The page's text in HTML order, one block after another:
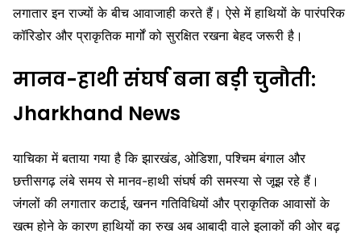
लगातार इन राज्यों के बीच आवाजाही करते हैं। ऐसे में हाथियों के पारंपरिक
कॉरिडोर और प्राकृतिक मार्गों को सुरक्षित रखना बेहद जरूरी है।
मानव-हाथी संघर्ष बना बड़ी चुनौती:
Jharkhand News
याचिका में बताया गया है कि झारखंड, ओडिशा, पश्चिम बंगाल और
छत्तीसगढ़ लंबे समय से मानव-हाथी संघर्ष की समस्या से जूझ रहे हैं।
जंगलों की लगातार कटाई, खनन गतिविधियों और प्राकृतिक आवासों के
खत्म होने के कारण हाथियों का रुख अब आबादी वाले इलाकों की ओर बढ़